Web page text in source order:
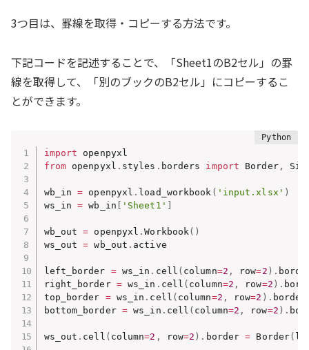
3つ目は、罫線を取得・コピーする方法です。
下記コードを記述することで、「Sheet1のB2セル」の罫
線を取得して、「別のブックのB2セル」にコピーするこ
とができます。
import
from openpyxl . styles . borders import Border,
wb_in = openpyxl . load_workbook ( 'input.xlsx' )
ws_in = wb_in [ 'Sheet1' ]
wb_out = openpyxl .Workbook ( )
ws_out = wb_out . active
left_border = ws_in . cell ( column=2 , row=2 ) .
right_border = ws_in . cell ( column=2 , row=2 ) .
top_border = ws_in . cell ( column=2 , row=2 ) . border
bottom_border = ws_in . cell ( column=2 , row=2 ) .
ws_out . cell ( column=2 , row=2 ) . border = Border(